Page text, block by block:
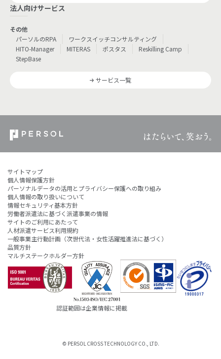
法人向けサービス
その他
パーソルのRPA
ワークスイッチコンサルティング
HITO-Manager
MITERAS ポスタス
Reskilling Camp
StepBase
サービス一覧
サイトマップ
個人情報保護方針
パーソナルデータの活用とプライバシー保護への取り組み
個人情報の取り扱いについて
情報セキュリティ基本方針
労働者派遣法に基づく派遣事業の情報
サイトのご利用にあたって
人材派遣サービス利用規約
一般事業主行動計画（次世代法・女性活躍推進法に基づく）
品質方針
マルチステークホルダー方針
認証範囲は企業情報に掲載
© PERSOL CROSS TECHNOLOGY CO., LTD.